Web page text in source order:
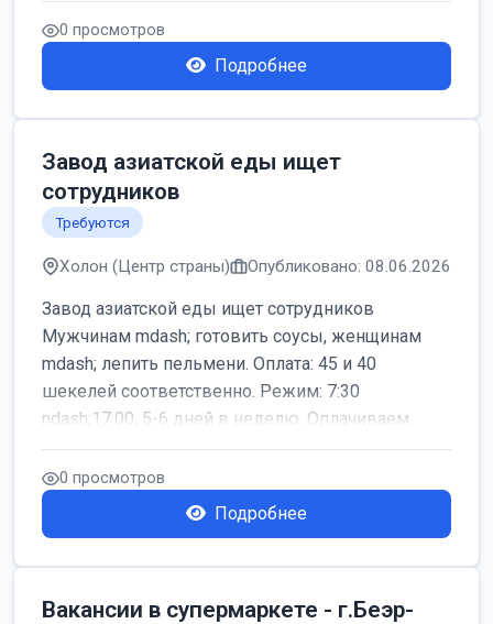
0 просмотров
Подробнее
Завод азиатской еды ищет
сотрудников
Требуются
Холон (Центр страны) Опубликовано: 08.06.2026
Завод азиатской еды ищет сотрудников
Мужчинам mdash; готовить соусы, женщинам
mdash; лепить пельмени. Оплата: 45 и 40
шекелей соответственно. Режим: 7:30
ndash;17:00, 5-6 дней в неделю. Оплачиваем
дор...
0 просмотров
Подробнее
Вакансии в супермаркете - г.Беэр-